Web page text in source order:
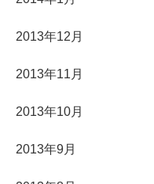
2013年12月
2013年11月
2013年10月
2013年9月